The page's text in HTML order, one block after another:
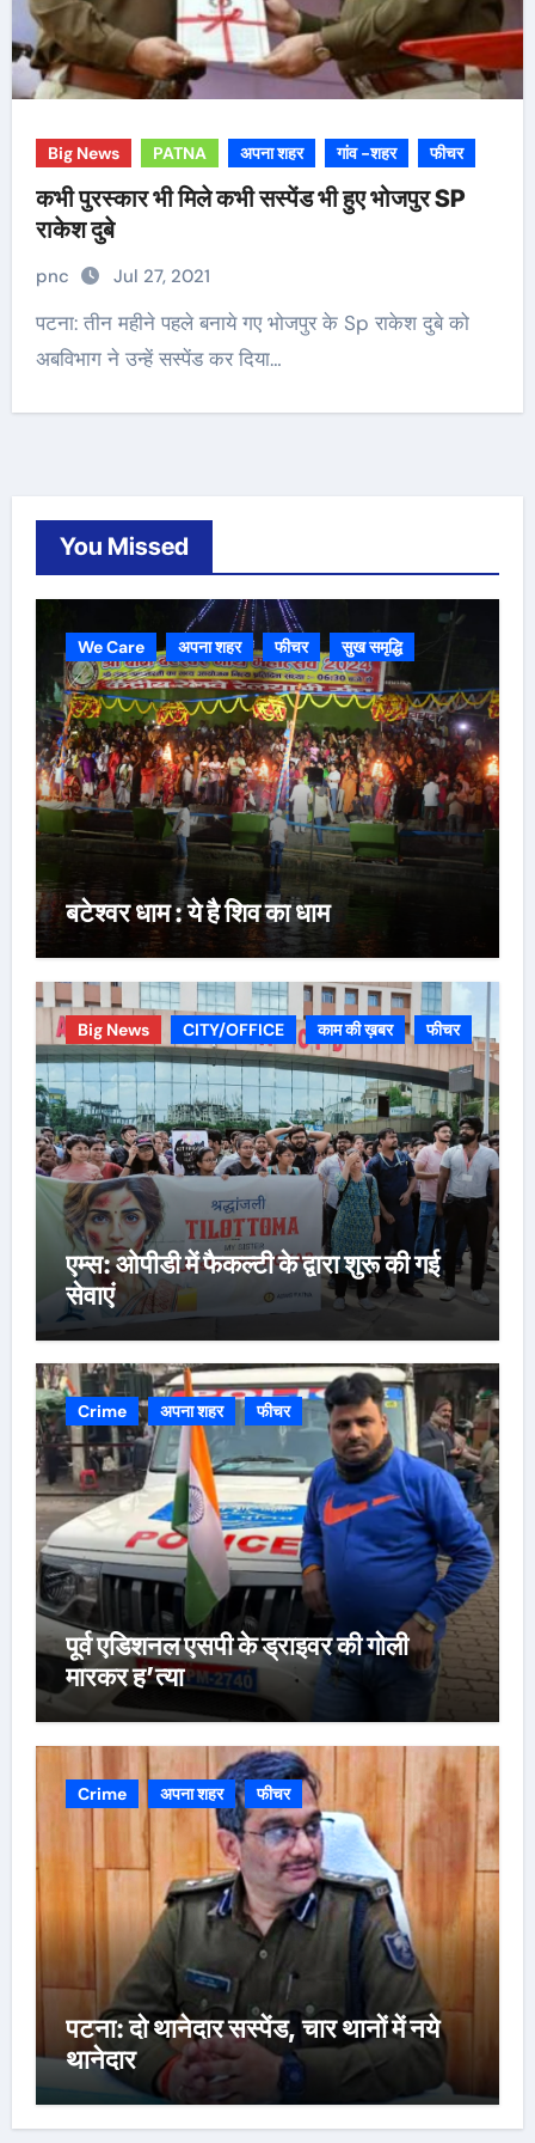
Big News PATNA अपना शहर गांव -शहर फीचर
कभी पुरस्कार भी मिले कभी सस्पेंड भी हुए भोजपुर SP
राकेश दुबे
pnc Jul 27, 2021
पटना: तीन महीने पहले बनाये गए भोजपुर के Sp राकेश दुबे को
अबविभाग ने उन्हें सस्पेंड कर दिया…
You Missed
We Care अपना शहर फीचर सुख समृद्धि
बटेश्वर धाम : ये है शिव का धाम
Big News CITY/OFFICE काम की ख़बर फीचर
एम्स: ओपीडी में फैकल्टी के द्वारा शुरू की गई
सेवाएं
Crime अपना शहर फीचर
पूर्व एडिशनल एसपी के ड्राइवर की गोली
मारकर ह’त्या
Crime अपना शहर फीचर
पटना: दो थानेदार सस्पेंड, चार थानों में नये
थानेदार